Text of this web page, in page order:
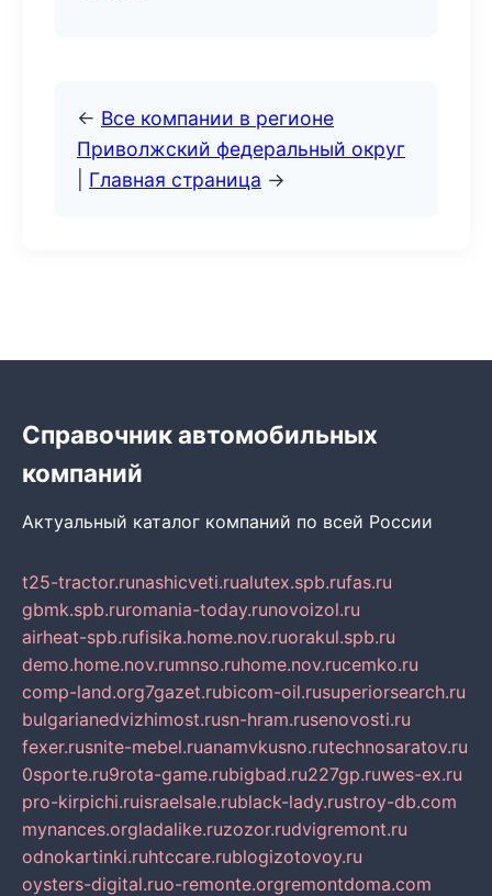
← Все компании в регионе
Приволжский федеральный округ
Главная страница →
Справочник автомобильных
компаний
Актуальный каталог компаний по всей России
t25-tractor.runashicveti.rualutex.spb.rufas.ru
gbmk.spb.ruromania-today.runovoizol.ru
airheat-spb.rufisika.home.nov.ruorakul.spb.ru
demo.home.nov.rumnso.ruhome.nov.rucemko.ru
comp-land.org7gazet.rubicom-oil.rusuperiorsearch.ru
bulgarianedvizhimost.rusn-hram.rusenovosti.ru
fexer.rusnite-mebel.ruanamvkusno.rutechnosaratov.ru
0sporte.ru9rota-game.rubigbad.ru227gp.ruwes-ex.ru
pro-kirpichi.ruisraelsale.rublack-lady.rustroy-db.com
mynances.orgladalike.ruzozor.rudvigremont.ru
odnokartinki.ruhtccare.rublogizotovoy.ru
oysters-digital.ruo-remonte.orgremontdoma.com